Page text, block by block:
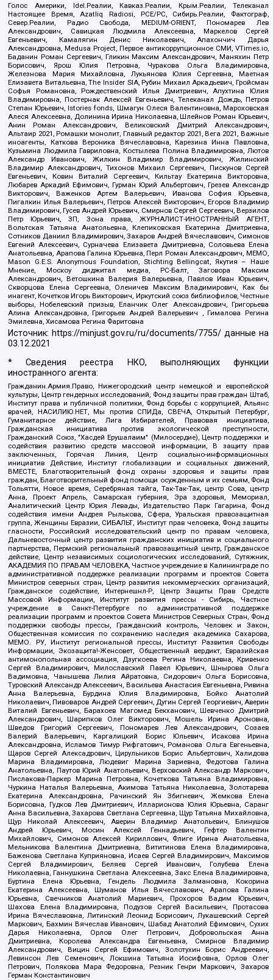
Голос Америки, Idel.Реалии, Кавказ.Реалии, Крым.Реалии, Телеканал
Настоящее Время, Azatliq Radiosi, PCE/PC, Сибирь.Реалии, Фактограф,
Север.Реалии, Радио Свобода, MEDIUM-ORIENT, Пономарев Лев
Александрович, Савицкая Людмила Алексеевна, Маркелов Сергей
Евгеньевич, Камалягин Денис Николаевич, Апахончич Дарья
Александровна, Medusa Project, Первое антикоррупционное СМИ, VTimes.io,
Баданин Роман Сергеевич, Гликин Максим Александрович, Маняхин Петр
Борисович, Ярош Юлия Петровна, Чуракова Ольга Владимировна,
Железнова Мария Михайловна, Лукьянова Юлия Сергеевна, Маетная
Елизавета Витальевна, The Insider SIA, Рубин Михаил Аркадьевич, Гройсман
Софья Романовна, Рождественский Илья Дмитриевич, Апухтина Юлия
Владимировна, Постернак Алексей Евгеньевич, Телеканал Дождь, Петров
Степан Юрьевич, Istories fonds, Шмагун Олеся Валентиновна, Мароховская
Алеся Алексеевна, Долинина Ирина Николаевна, Шлейнов Роман Юрьевич,
Анин Роман Александрович, Великовский Дмитрий Александрович,
Альтаир 2021, Ромашки монолит, Главный редактор 2021, Вега 2021, Важные
иноагенты, Каткова Вероника Вячеславовна, Карезина Инна Павловна,
Кузьмина Людмила Гавриловна, Костылева Полина Владимировна, Лютов
Александр Иванович, Жилкин Владимир Владимирович, Жилинский
Владимир Александрович, Тихонов Михаил Сергеевич, Пискунов Сергей
Евгеньевич, Ковин Виталий Сергеевич, Кильтау Екатерина Викторовна,
Любарев Аркадий Ефимович, Гурман Юрий Альбертович, Грезев Александр
Викторович, Важенков Артем Валерьевич, Иванова София Юрьевна,
Пигалкин Илья Валерьевич, Петров Алексей Викторович, Егоров Владимир
Владимирович, Гусев Андрей Юрьевич, Смирнов Сергей Сергеевич, Верзилов
Петр Юрьевич, ЗП, Зона права, ЖУРНАЛИСТ-ИНОСТРАННЫЙ АГЕНТ,
Вольтская Татьяна Анатольевна, Клепиковская Екатерина Дмитриевна,
Сотников Даниил Владимирович, Захаров Андрей Вячеславович, Симонов
Евгений Алексеевич, Сурначева Елизавета Дмитриевна, Соловьева Елена
Анатольевна, Арапова Галина Юрьевна, Перл Роман Александрович, МЕМО,
Mason G.E.S. Anonymous Foundation, Stichting Bellingcat, Якутия – Наше
Мнение, Москоу диджитал медиа, РС-Балт, Заговора Максим
Александрович, Ветошкина Валерия Валерьевна, Павлов Иван Юрьевич,
Скворцова Елена Сергеевна, Оленичев Максим Владимирович, Как бы
инагент, Кочетков Игорь Викторович, Иркутский союз библиофилов, Честные
выборы, Нобелевский призыв, Еланчик Олег Александрович, Григорьева
Алина Александровна, Григорьев Андрей Валерьевич , Гималова Регина
Эмилевна, Хисамова Регина Фаритовна
Источник: https://minjust.gov.ru/ru/documents/7755/ данные на
03.12.2021
* Сведения реестра НКО, выполняющих функции
иностранного агента:
Гражданин.Армия.Право, Нижегородский центр немецкой и европейской
культуры, Центр гендерных исследований, Фонд защиты прав граждан Штаб,
Институт права и публичной политики, Фонд борьбы с коррупцией, Альянс
врачей, НАСИЛИЮ.НЕТ, Мы против СПИДа, СВЕЧА, Открытый Петербург,
Гуманитарное действие, Лига Избирателей, Правовая инициатива,
Гражданская инициатива против экологической преступности,
Гражданский Союз, "Хасдей Ерушалаим" (Милосердие), Центр поддержки и
содействия развитию средств массовой информации, В защиту прав
заключенных, Горячая Линия, Центр социально-информационных
инициатив Действие, Институт глобализации и социальных движений,
ВМЕСТЕ, Благотворительный фонд охраны здоровья и защиты прав
граждан, Благотворительный фонд помощи осужденным и их семьям, Фонд
Тольятти, Новое время, Серебряная тайга, Так-Так-Так, центр Сова, центр
Анна, Проект Апрель, Самарская губерния, Эра здоровья, Мемориал,
Аналитический Центр Юрия Левады, Издательство Парк Гагарина, Фонд
содействия имени Андрея Рылькова, Сфера, Уральская правозащитная
группа, Женщины Евразии, СИБАЛЬТ, Институт прав человека, Фонд защиты
гласности, Российский исследовательский центр по правам человека,
Дальневосточный центр развития гражданских инициатив и социального
партнерства, Пермский региональный правозащитный центр, Гражданское
действие, Центр независимых социологических исследований, Сутяжник,
АКАДЕМИЯ ПО ПРАВАМ ЧЕЛОВЕКА, Частное учреждение в Калининграде по
административной поддержке реализации программ и проектов Совета
Министров северных стран, Центр развития некоммерческих организаций,
Гражданское содействие, Интернешнл-Р, Центр Защиты Прав Средств
Массовой Информации, Институт развития прессы - Сибирь, Частное
учреждение в Санкт-Петербурге по административной поддержке
реализации программ и проектов Совета Министров Северных Стран, Фонд
поддержки свободы прессы, Гражданский контроль, Человек и Закон,
Общественная комиссия по сохранению наследия академика Сахарова,
МЕМО. РУ, Институт региональной прессы, Институт Развития Свободы
Информации, Экозащита!-Женсовет, Общественный вердикт, Евразийская
антимонопольная ассоциация, Дзугкоева Регина Николаевна, Кривенко
Сергей Владимирович, Милославский Павел Юрьевич, Шнырова Ольга
Вадимовна, Чанышева Лилия Айратовна, Сидорович Ольга Борисовна,
Туровский Александр Алексеевич, Васильева Анастасия Евгеньевна, Ривина
Анна Валерьевна, Бурдина Юлия Владимировна, Бойко Анатолий
Николаевич, Пивоваров Андрей Сергеевич, Дугин Сергей Георгиевич, Аверин
Виталий Евгеньевич, Барахоев Магомед Бекханович, Шевченко Дмитрий
Александрович, Шарипков Олег Викторович, Мошель Ирина Ароновна,
Шведов Григорий Сергеевич, Пономарев Лев Александрович, Созаев
Валерий Валерьевич, Каргалицкий Борис Юльевич, Исакова Ирина
Александровна, Исламов Тимур Рифгатович, Романова Ольга Евгеньевна,
Щаров Сергей Алексадрович, Цирульников Борис Альбертович, Халидова
Марина Владимировна, Людевиг Марина Зариевна, Федотова Галина
Анатольевна, Паутов Юрий Анатольевич, Верховский Александр Маркович,
Пислакова-Паркер Марина Петровна, Кочеткова Татьяна Владимировна,
Чуркина Наталья Валерьевна, Акимова Татьяна Николаевна, Золотарева
Екатерина Александровна, Рачинский Ян Збигневич, Жемкова Елена
Борисовна, Гудков Лев Дмитриевич, Илларионова Юлия Юрьевна, Саранг
Анна Васильевна, Захарова Светлана Сергеевна, Щур Татьяна Михайловна,
Щур Николай Алексеевич, Аверин Владимир Анатольевич, Блинушов
Андрей Юрьевич, Мосин Алексей Геннадьевич, Гефтер Валентин
Михайлович, Симонов Алексей Кириллович, Флиге Ирина Анатольевна,
Мельникова Валентина Дмитриевна, Вититинова Елена Владимировна,
Баженова Светлана Куприяновна, Исаев Сергей Владимирович, Максимов
Сергей Владимирович, Беляев Сергей Иванович, Голубева Елена
Николаевна, Ганнушкина Светлана Алексеевна, Закс Елена Владимировна,
Буртина Елена Юрьевна, Гендель Людмила Залмановна, Кокорина
Екатерина Алексеевна, Шуманов Илья Вячеславович, Арапова Галина
Юрьевна, Свечников Анатолий Мариевич, Прохоров Вадим Юрьевич,
Шахова Елена Владимировна, Подузов Сергей Васильевич, Протасова
Ирина Вячеславовна, Литинский Леонид Борисович, Лукашевский Сергей
Маркович, Бахмин Вячеслав Иванович, Шабад Анатолий Ефимович, Сухих
Дарья Николаевна, Орлов Олег Петрович, Добровольская Анна
Дмитриевна, Королева Александра Евгеньевна, Смирнов Владимир
Александрович, Вицин Сергей Ефимович, Золотухин Борис Андреевич,
Левинсон Лев Семенович, Локшина Татьяна Иосифовна, Орлов Олег
Петрович, Полякова Мара Федоровна, Резник Генри Маркович, Захаров
Герман Константинович